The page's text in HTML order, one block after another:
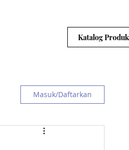
Katalog Produk
Masuk/Daftarkan